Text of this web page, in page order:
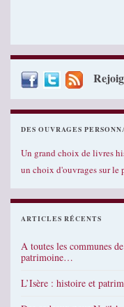
DES OUVRAGES
Un grand choix de livres
un choix d'ouvrages sur le
ARTICLES RÉCENTS
A toutes les communes
patrimoine…
L’Isère : histoire et